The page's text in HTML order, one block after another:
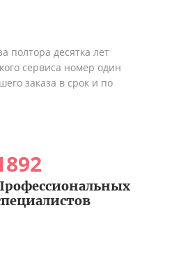
полтора десятка лет
сервиса номер один
заказа в срок и по